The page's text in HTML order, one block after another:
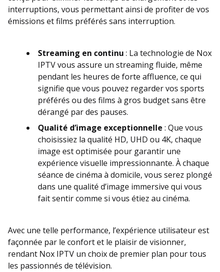
interruptions, vous permettant ainsi de profiter de vos
émissions et films préférés sans interruption.
Streaming en continu : La technologie de Nox
IPTV vous assure un streaming fluide, même
pendant les heures de forte affluence, ce qui
signifie que vous pouvez regarder vos sports
préférés ou des films à gros budget sans être
dérangé par des pauses.
Qualité d’image exceptionnelle : Que vous
choisissiez la qualité HD, UHD ou 4K, chaque
image est optimisée pour garantir une
expérience visuelle impressionnante. À chaque
séance de cinéma à domicile, vous serez plongé
dans une qualité d’image immersive qui vous
fait sentir comme si vous étiez au cinéma.
Avec une telle performance, l’expérience utilisateur est
façonnée par le confort et le plaisir de visionner,
rendant Nox IPTV un choix de premier plan pour tous
les passionnés de télévision.